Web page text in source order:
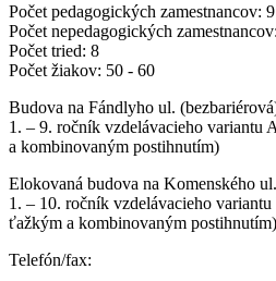
Počet pedagogických zamestnancov:
Počet nepedagogických
Počet tried: 8
Počet žiakov: 50 - 60
Budova na Fándlyho ul.
1. – 9. ročník vzdelávacieho variantu
a kombinovaným postihnutím)
Elokovaná budova na Komenského
1. – 10. ročník vzdelávacieho
ťažkým a kombinovaným postihnutím)
Telefón/fax: